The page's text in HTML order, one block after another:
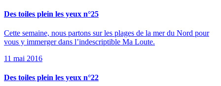
Des toiles plein les yeux n°25
Cette semaine, nous partons sur les plages de la mer du Nord pour
vous y immerger dans l’indescriptible Ma Loute.
11 mai 2016
Des toiles plein les yeux n°22